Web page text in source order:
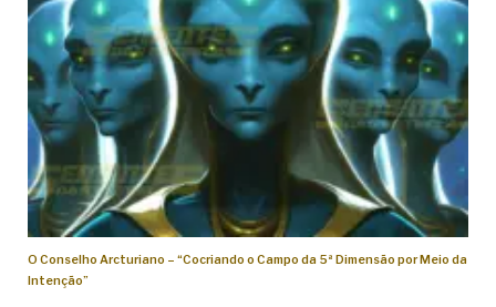
O Conselho Arcturiano – “Cocriando o Campo da 5ª Dimensão por Meio da
Intenção”